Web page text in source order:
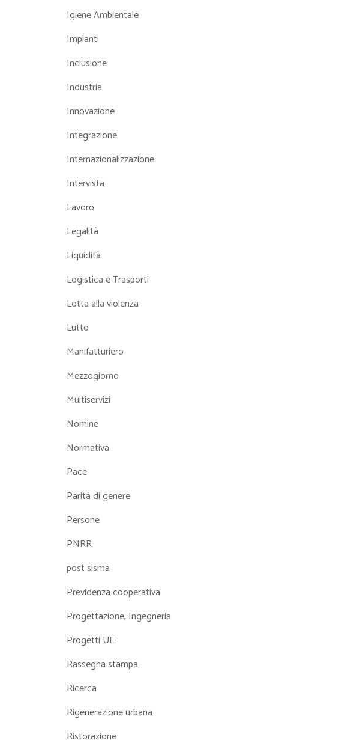
Igiene Ambientale
Impianti
Inclusione
Industria
Innovazione
Integrazione
Internazionalizzazione
Intervista
Lavoro
Legalità
Liquidità
Logistica e Trasporti
Lotta alla violenza
Lutto
Manifatturiero
Mezzogiorno
Multiservizi
Nomine
Normativa
Pace
Parità di genere
Persone
PNRR
post sisma
Previdenza cooperativa
Progettazione, Ingegneria
Progetti UE
Rassegna stampa
Ricerca
Rigenerazione urbana
Ristorazione